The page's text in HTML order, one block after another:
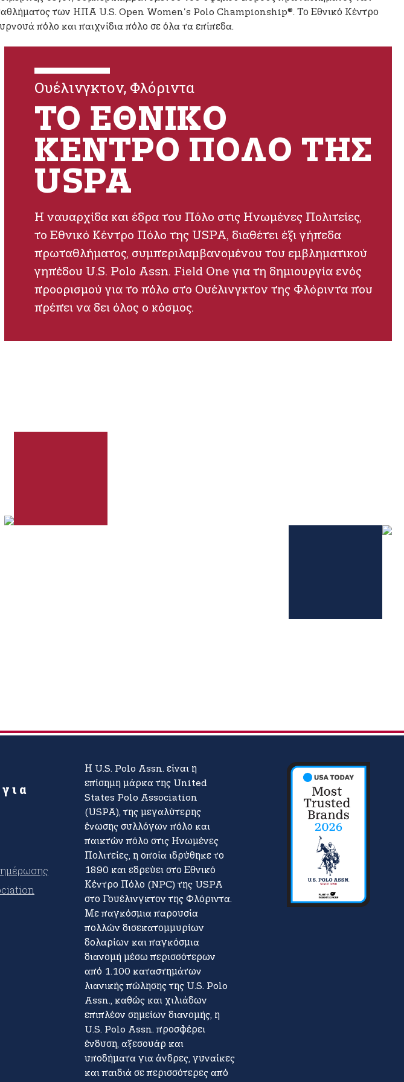
των ΗΠΑ U.S. Open Women's Polo Championship®. Το Εθνικό Κέντρο
πόλο και παιχνίδια πόλο σε όλα τα επίπεδα.
Ουέλινγκτον, Φλόριντα
ΤΟ ΕΘΝΙΚΌ
ΚΈΝΤΡΟ ΠΌΛΟ ΤΗΣ
USPA
Η ναυαρχίδα και έδρα του Πόλο στις Ηνωμένες Πολιτείες,
το Εθνικό Κέντρο Πόλο της USPA, διαθέτει έξι γήπεδα
πρωταθλήματος, συμπεριλαμβανομένου του εμβληματικού
γηπέδου U.S. Polo Assn. Field One για τη δημιουργία ενός
προορισμού για το πόλο στο Ουέλινγκτον της Φλόριντα που
πρέπει να δει όλος ο κόσμος.
Η U.S. Polo Assn. είναι η
επίσημη μάρκα της United
States Polo Association
(USPA), της μεγαλύτερης
ένωσης συλλόγων πόλο και
παικτών πόλο στις Ηνωμένες
Πολιτείες, η οποία ιδρύθηκε το
1890 και εδρεύει στο Εθνικό
Κέντρο Πόλο (NPC) της USPA
στο Γουέλινγκτον της Φλόριντα.
Με παγκόσμια παρουσία
πολλών δισεκατομμυρίων
δολαρίων και παγκόσμια
διανομή μέσω περισσότερων
από 1.100 καταστημάτων
λιανικής πώλησης της U.S. Polo
Assn., καθώς και χιλιάδων
επιπλέον σημείων διανομής, η
U.S. Polo Assn. προσφέρει
ένδυση, αξεσουάρ και
υποδήματα για άνδρες, γυναίκες
και παιδιά σε περισσότερες από